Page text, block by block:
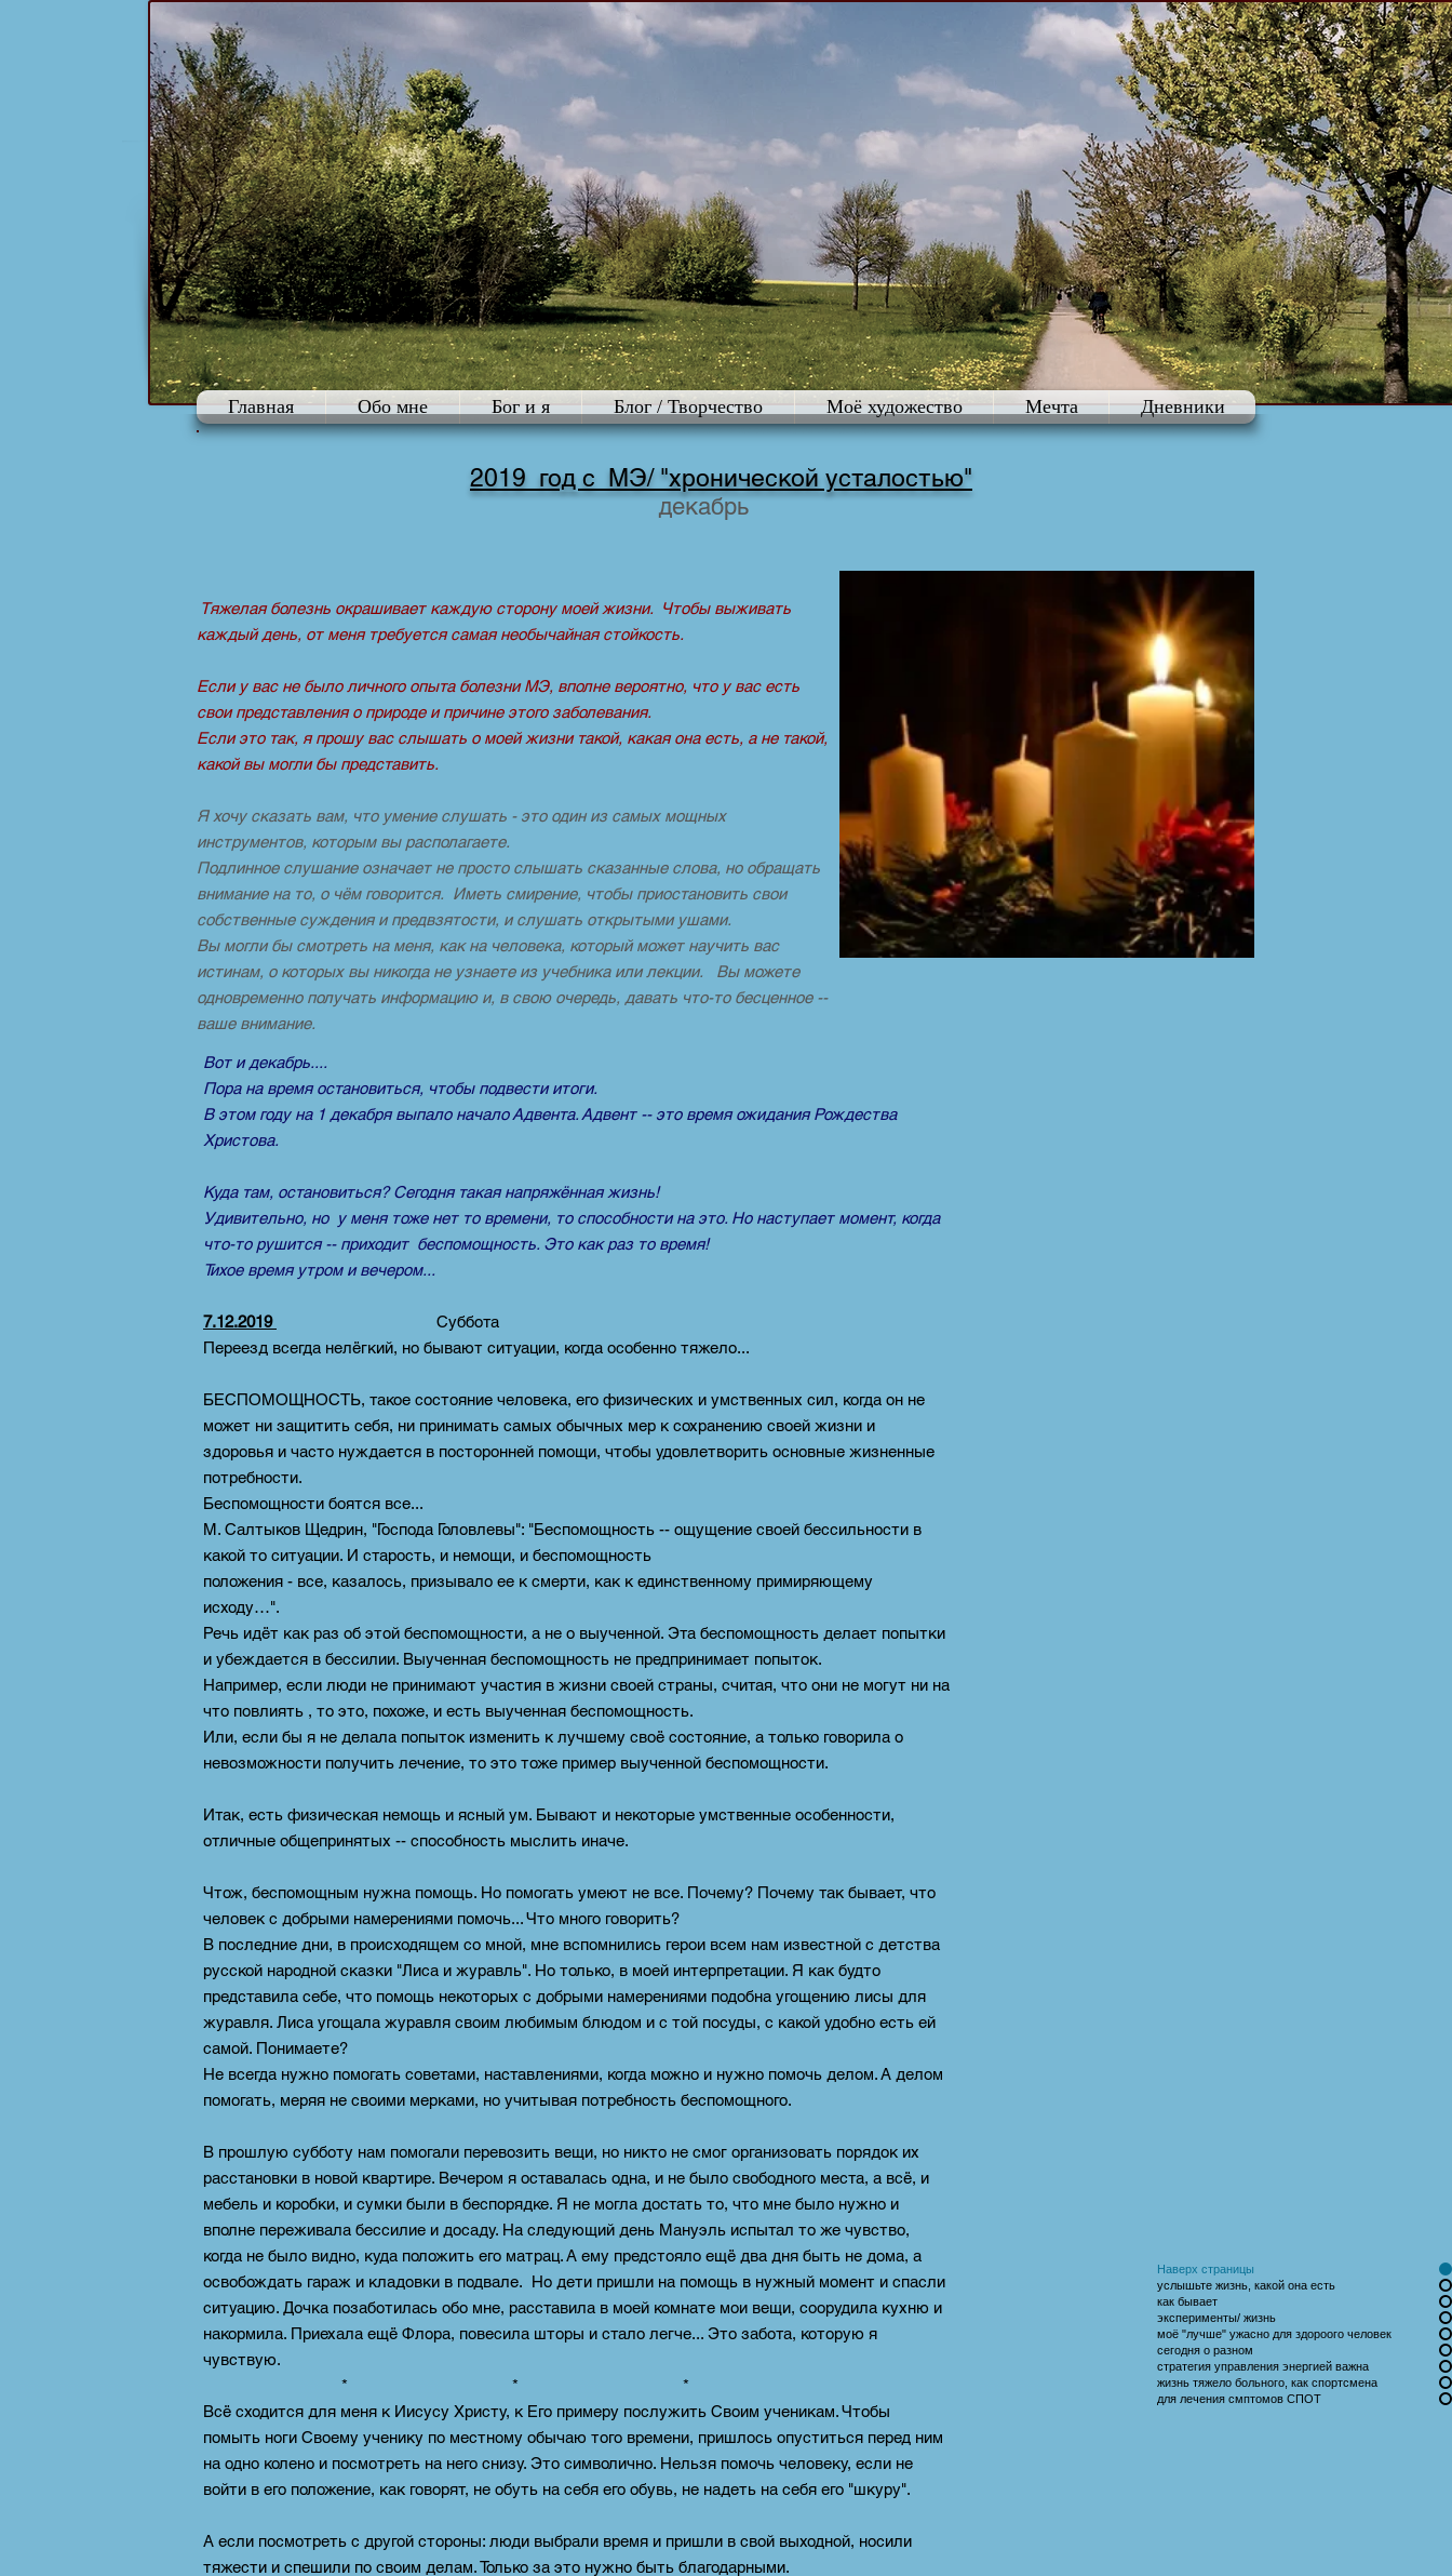
Главная Обо мне Бог и я Блог / Творчество Моё художество Мечта Дневники
Наверх страницы
услышьте жизнь, какой она есть
как бывает
эксперименты/ жизнь
моё "лучше" ужасно для здороого человек
сегодня о разном
стратегия управления энергией важна
жизнь тяжело больного, как спортсмена
для лечения смптомов СПОТ
2019 год с МЭ/ "хронической усталостью"
декабрь
Тяжелая болезнь окрашивает каждую сторону моей жизни. Чтобы выживать
каждый день, от меня требуется самая необычайная стойкость.
Если у вас не было личного опыта болезни МЭ, вполне вероятно, что у вас есть
свои представления о природе и причине этого заболевания.
Если это так, я прошу вас слышать о моей жизни такой, какая она есть, а не такой,
какой вы могли бы представить.
Я хочу сказать вам, что умение слушать - это один из самых мощных
инструментов, которым вы располагаете.
Подлинное слушание означает не просто слышать сказанные слова, но обращать
внимание на то, о чём говорится. Иметь смирение, чтобы приостановить свои
собственные суждения и предвзятости, и слушать открытыми ушами.
Вы могли бы смотреть на меня, как на человека, который может научить вас
истинам, о которых вы никогда не узнаете из учебника или лекции. Вы можете
одновременно получать информацию и, в свою очередь, давать что-то бесценное --
ваше внимание.
Вот и декабрь....
Пора на время остановиться, чтобы подвести итоги.
В этом году на 1 декабря выпало начало Адвента. Адвент -- это время ожидания Рождества
Христова.
Куда там, остановиться? Сегодня такая напряжённая жизнь!
Удивительно, но у меня тоже нет то времени, то способности на это. Но наступает момент, когда
что-то рушится -- приходит беспомощность. Это как раз то время!
Тихое время утром и вечером...
7.12.2019
Суббота
Переезд всегда нелёгкий, но бывают ситуации, когда особенно тяжело...
БЕСПОМОЩНОСТЬ, такое состояние человека, его физических и умственных сил, когда он не
может ни защитить себя, ни принимать самых обычных мер к сохранению своей жизни и
здоровья и часто нуждается в посторонней помощи, чтобы удовлетворить основные жизненные
потребности.
Беспомощности боятся все...
М. Салтыков Щедрин, "Господа Головлевы": "Беспомощность -- ощущение своей бессильности в
какой то ситуации. И старость, и немощи, и беспомощность
положения - все, казалось, призывало ее к смерти, как к единственному примиряющему
исходу…".
Речь идёт как раз об этой беспомощности, а не о выученной. Эта беспомощность делает попытки
и убеждается в бессилии. Выученная беспомощность не предпринимает попыток.
Например, если люди не принимают участия в жизни своей страны, считая, что они не могут ни на
что повлиять , то это, похоже, и есть выученная беспомощность.
Или, если бы я не делала попыток изменить к лучшему своё состояние, а только говорила о
невозможности получить лечение, то это тоже пример выученной беспомощности.
Итак, есть физическая немощь и ясный ум. Бывают и некоторые умственные особенности,
отличные общепринятых -- способность мыслить иначе.
Чтож, беспомощным нужна помощь. Но помогать умеют не все. Почему? Почему так бывает, что
человек с добрыми намерениями помочь... Что много говорить?
В последние дни, в происходящем со мной, мне вспомнились герои всем нам известной с детства
русской народной сказки "Лиса и журавль". Но только, в моей интерпретации. Я как будто
представила себе, что помощь некоторых с добрыми намерениями подобна угощению лисы для
журавля. Лиса угощала журавля своим любимым блюдом и с той посуды, с какой удобно есть ей
самой. Понимаете?
Не всегда нужно помогать советами, наставлениями, когда можно и нужно помочь делом. А делом
помогать, меряя не своими мерками, но учитывая потребность беспомощного.
В прошлую субботу нам помогали перевозить вещи, но никто не смог организовать порядок их
расстановки в новой квартире. Вечером я оставалась одна, и не было свободного места, а всё, и
мебель и коробки, и сумки были в беспорядке. Я не могла достать то, что мне было нужно и
вполне переживала бессилие и досаду. На следующий день Мануэль испытал то же чувство,
когда не было видно, куда положить его матрац. А ему предстояло ещё два дня быть не дома, а
освобождать гараж и кладовки в подвале. Но дети пришли на помощь в нужный момент и спасли
ситуацию. Дочка позаботилась обо мне, расставила в моей комнате мои вещи, соорудила кухню и
накормила. Приехала ещё Флора, повесила шторы и стало легче... Это забота, которую я
чувствую.
* * *
Всё сходится для меня к Иисусу Христу, к Его примеру послужить Своим ученикам. Чтобы
помыть ноги Своему ученику по местному обычаю того времени, пришлось опуститься перед ним
на одно колено и посмотреть на него снизу. Это символично. Нельзя помочь человеку, если не
войти в его положение, как говорят, не обуть на себя его обувь, не надеть на себя его "шкуру".
А если посмотреть с другой стороны: люди выбрали время и пришли в свой выходной, носили
тяжести и спешили по своим делам. Только за это нужно быть благодарными.